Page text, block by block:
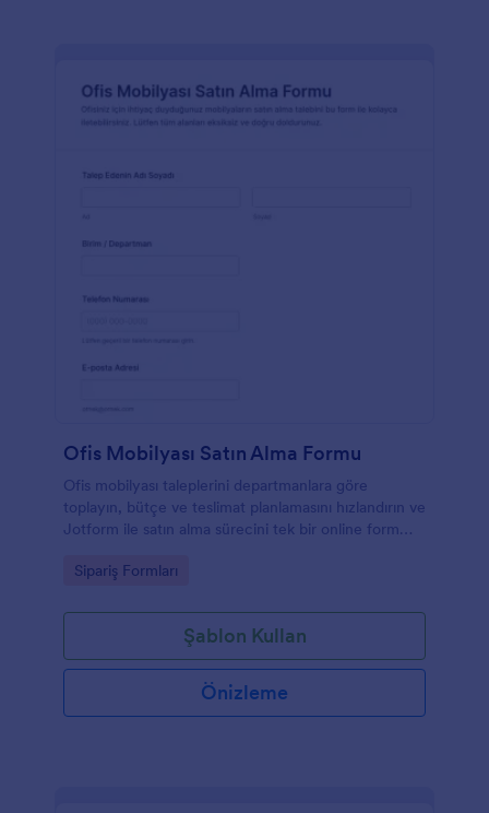
Ofis Mobilyası Satın Alma Formu
Ofis mobilyası taleplerini departmanlara göre
toplayın, bütçe ve teslimat planlamasını hızlandırın ve
Jotform ile satın alma sürecini tek bir online form
Go to Category:
Sipariş Formları
Şablon Kullan
Önizleme